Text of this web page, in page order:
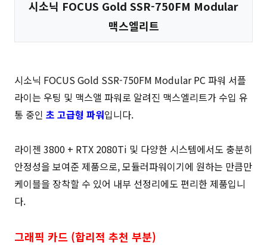
시소닉 FOCUS Gold SSR-750FM Modular
맥스엘리트
시소닉 FOCUS Gold SSR-750FM Modular PC 파워 서플
라이는 우팅 및 맥스앨 파워로 알려진 맥스엘리트가 수입 유
통 중인 초 고급형 파워입니다.
라이젠 3800 + RTX 2080Ti 및 다양한 시스템에서도 충분히
안정성을 보여준 제품으로, 모듈러파워이기에 원하는 만큼만
케이블을 장착할 수 있어 내부 선정리에도 편리한 제품입니
다.
그래픽 카드 (합리적 추천 부분)